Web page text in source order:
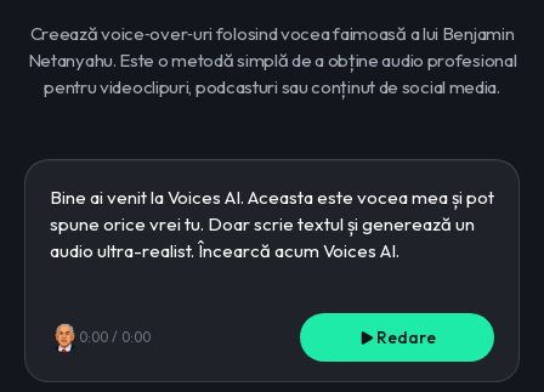
Creează voice‑over‑uri folosind vocea faimoasă a lui Benjamin
Netanyahu. Este o metodă simplă de a obține audio profesional
pentru videoclipuri, podcasturi sau conținut de social media.
0:00 / 0:00 Redare